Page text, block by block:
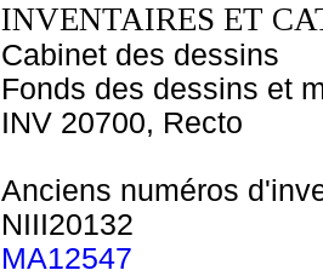
INVENTAIRES ET
Cabinet des dessins
Fonds des dessins et
INV 20700, Recto
Anciens numéros
NIII20132
MA12547